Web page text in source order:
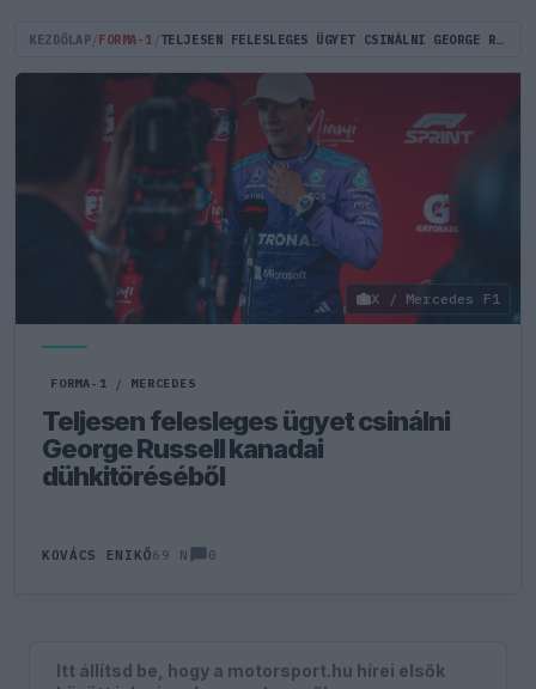
KEZDŐLAP FORMA-1 TELJESEN FELESLEGES ÜGYET CSINÁLNI GEORGE RUSSELL KANADAI DÜHKITÖRÉSÉBŐL
X / Mercedes F1
FORMA-1 / MERCEDES
Teljesen felesleges ügyet csinálni
George Russell kanadai
dühkitöréséből
KOVÁCS ENIKŐ69 N 0
Itt állítsd be, hogy a motorsport.hu hírei elsők